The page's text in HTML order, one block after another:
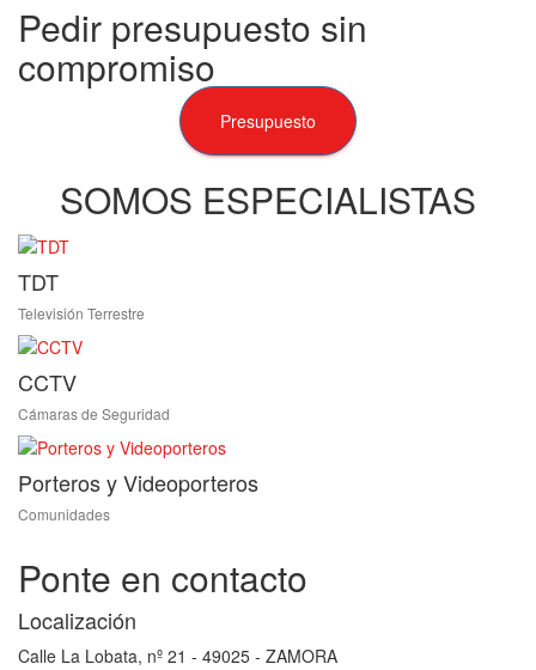
Pedir presupuesto sin
compromiso
Presupuesto
SOMOS ESPECIALISTAS
TDT
Televisión Terrestre
CCTV
Cámaras de Seguridad
Porteros y Videoporteros
Comunidades
Ponte en contacto
Localización
Calle La Lobata, nº 21 - 49025 - ZAMORA